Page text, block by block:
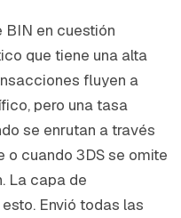
BIN en cuestión
que tiene una alta
fluyen a
pero una tasa
se enrutan a través
o cuando 3DS se omite
La capa de
Envió todas las